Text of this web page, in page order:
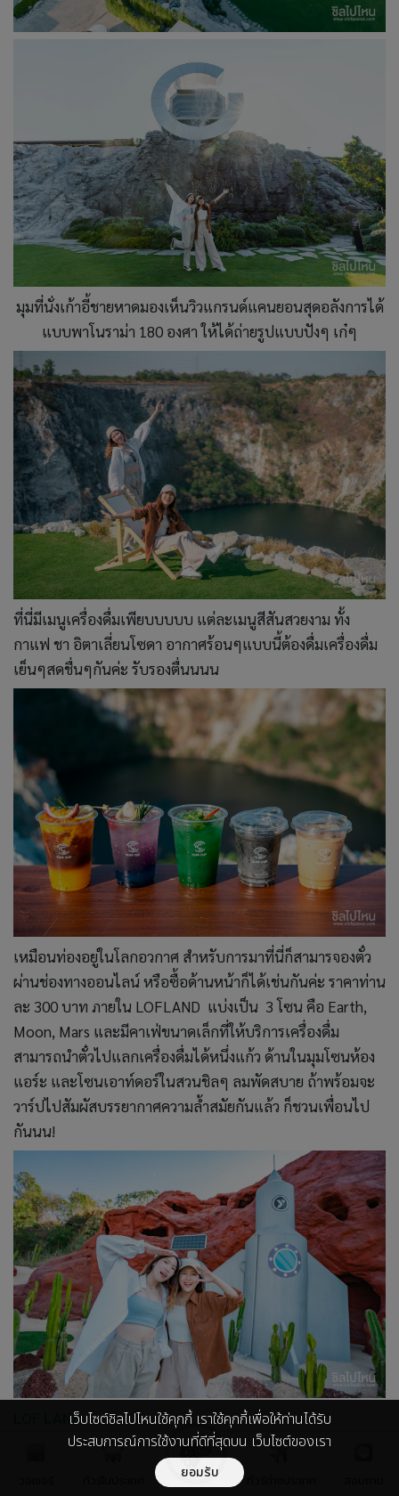
มุมที่นั่งเก้าอี้ชายหาดมองเห็นวิวแกรนด์แคนยอนสุดอลังการได้
แบบพาโนราม่า 180 องศา ให้ได้ถ่ายรูปแบบปังๆ เก๋ๆ
ที่นี่มีเมนูเครื่องดื่มเพียบบบบบ แต่ละเมนูสีสันสวยงาม ทั้ง
กาแฟ ชา อิตาเลี่ยนโซดา อากาศร้อนๆแบบนี้ต้องดื่มเครื่องดื่ม
เย็นๆสดชื่นๆกันค่ะ รับรองตื่นนนน
เหมือนท่องอยู่ในโลกอวกาศ สำหรับการมาที่นี่ก็สามารจองตั๋ว
ผ่านช่องทางออนไลน์ หรือซื้อด้านหน้าก็ได้เช่นกันค่ะ ราคาท่าน
ละ 300 บาท ภายใน LOFLAND แบ่งเป็น 3 โซน คือ Earth,
Moon, Mars และมีคาเฟ่ขนาดเล็กที่ให้บริการเครื่องดื่ม
สามารถนำตั๋วไปแลกเครื่องดื่มได้หนึ่งแก้ว ด้านในมุมโซนห้อง
แอร์ะ และโซนเอาท์ดอร์ในสวนชิลๆ ลมพัดสบาย ถ้าพร้อมจะ
วาร์ปไปสัมผัสบรรยากาศความล้ำสมัยกันแล้ว ก็ชวนเพื่อนไป
กันนน!
LOF LAND
ที่ตั้ง : 17 หมู่7 ซอย คีรีนคร 8/1 ตำบล ห้วยกะปิ อำเภอ
เว็บไซต์ชิลไปไหนใช้คุกกี้ เราใช้คุกกี้เพื่อให้ท่านได้รับ
ประสบการณ์การใช้งานที่ดีที่สุดบน เว็บไซต์ของเรา
ยอมรับ